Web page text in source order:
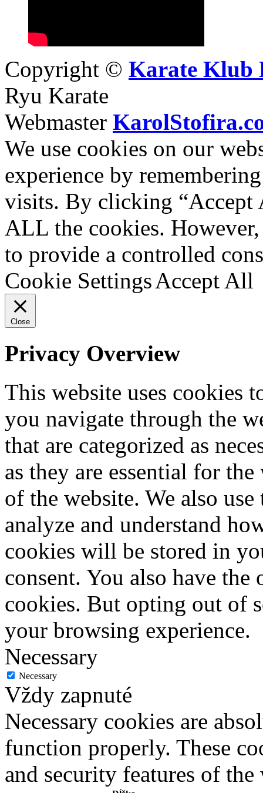
Copyright © Karate Klub
Ryu Karate
Webmaster
We use cookies on our
experience by
visits. By clicking “Accept
ALL the cookies.
to provide a controlled
Cookie SettingsAccept All
Close
Privacy Overview
This website uses cookies
you navigate through the
that are categorized as
as they are essential for
of the website. We also
analyze and understand
cookies will be stored in
consent. You also have
cookies. But opting out of
your browsing experience.
Necessary
Necessary
Vždy zapnuté
Necessary cookies are
function properly. These
and security features of